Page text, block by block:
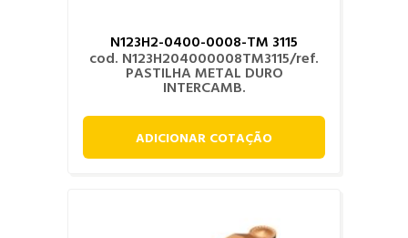
N123H2-0400-0008-TM 3115
cod. N123H204000008TM3115/ref.
PASTILHA METAL DURO
INTERCAMB.
ADICIONAR COTAÇÃO